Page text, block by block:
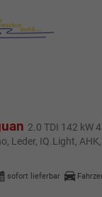
2.0 TDI 142 kW
Leder, IQ.Light,
sofort lieferbar